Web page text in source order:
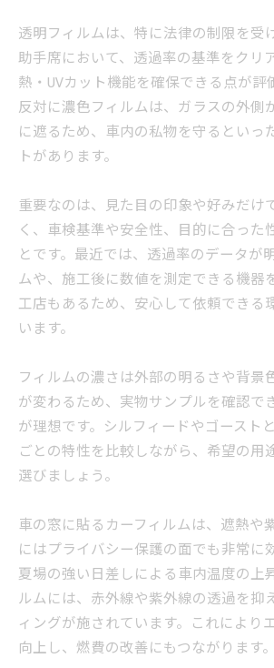
透明フィルムは、特に法律の制限を受
助手席において、透過率の基準をクリ
熱・UVカット機能を確保できる点が評
反対に濃色フィルムは、ガラスの外側
に遮るため、車内の私物を守るといっ
トがあります。
重要なのは、見た目の印象や好みだけ
く、車検基準や安全性、目的に合った
とです。最近では、透過率のデータが
ムや、施工後に数値を測定できる機器
工店もあるため、安心して依頼できる
います。
フィルムの濃さは外部の明るさや背景
が変わるため、実物サンプルを確認で
が理想です。シルフィードやゴースト
ごとの特性を比較しながら、希望の用
選びましょう。
車の窓に貼るカーフィルムは、遮熱や
にはプライバシー保護の面でも非常に
夏場の強い日差しによる車内温度の上
ルムには、赤外線や紫外線の透過を抑
ィングが施されています。これにより
向上し、燃費の改善にもつながります。